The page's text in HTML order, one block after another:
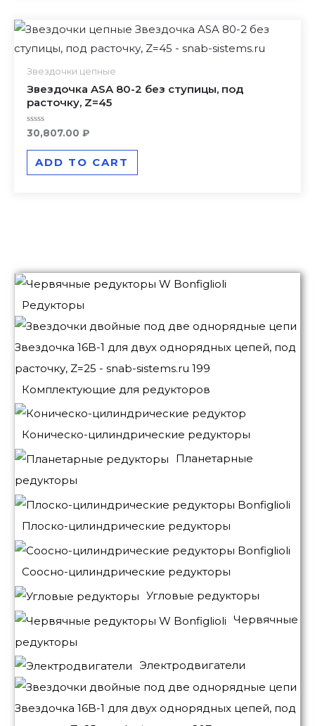
Редукторы
Комплектующие для редукторов
Коническо-цилиндрические редукторы
Планетарные
редукторы
Плоско-цилиндрические редукторы
Соосно-цилиндрические редукторы
Угловые редукторы
Червячные
редукторы
Электродвигатели
Звездочки цепные
Звездочка ASA 80-2 без ступицы, под
расточку, Z=45
Rated
out
30,807.00 ₽
ADD TO CART